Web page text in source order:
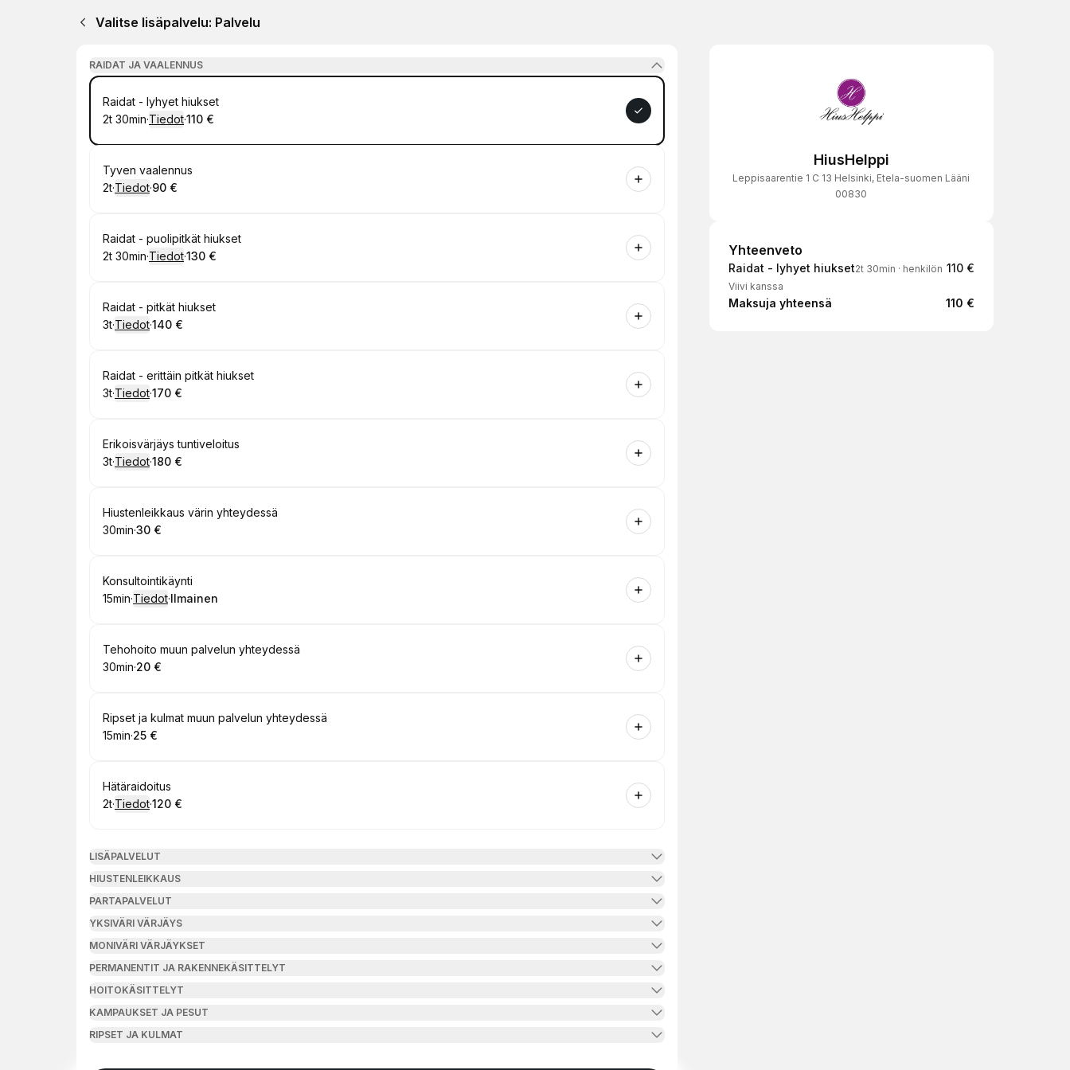
Valitse lisäpalvelu: Palvelu
RAIDAT JA VAALENNUS
Varaa
Raidat - lyhyet hiukset
.Kesto:
2t 30min·Tiedot·
. Hinta
110 €
Varaa
Tyven vaalennus
.Kesto:
2t·Tiedot·
.Hinta
90 €
Varaa
Raidat - puolipitkät hiukset
.Kesto:
2t 30min·Tiedot·
.Hinta
130 €
Varaa
Raidat - pitkät hiukset
.Kesto:
3t·Tiedot·
.Hinta
140 €
Varaa
Raidat - erittäin pitkät hiukset
.Kesto:
3t·Tiedot·
.Hinta
170 €
Varaa
Erikoisvärjäys tuntiveloitus
.Kesto:
3t·Tiedot·
.Hinta
180 €
Varaa
Hiustenleikkaus värin yhteydessä
.Kesto:
30min·
.Hinta
30 €
Varaa
Konsultointikäynti
.Kesto:
15min·Tiedot·
.Hinta:
Ilmainen
Varaa
Tehohoito muun palvelun yhteydessä
.Kesto:
30min·
.Hinta
20 €
Varaa
Ripset ja kulmat muun palvelun yhteydessä
.Kesto:
15min·
.Hinta
25 €
Varaa
Hätäraidoitus
.Kesto:
2t·Tiedot·
.Hinta
120 €
LISÄPALVELUT
HIUSTENLEIKKAUS
PARTAPALVELUT
YKSIVÄRI VÄRJÄYS
MONIVÄRI VÄRJÄYKSET
PERMANENTIT JA RAKENNEKÄSITTELYT
HOITOKÄSITTELYT
KAMPAUKSET JA PESUT
RIPSET JA KULMAT
HiusHelppi
Leppisaarentie 1 C 13 Helsinki, Etela-suomen Lääni
00830
Yhteenveto
Yhteenveto
Raidat - lyhyet hiukset2t 30min · henkilön
Viivi kanssa
110 €
Maksuja yhteensä 110 €